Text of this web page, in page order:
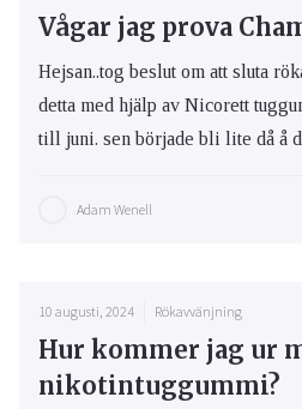
Vågar jag prova
Hejsan..tog beslut om att sluta
detta med hjälp av Nicorett
till juni. sen började bli lite då å
Adam Wenell
10 augusti, 2024 Rökavvänjning
Hur kommer jag ur
nikotintuggummi?